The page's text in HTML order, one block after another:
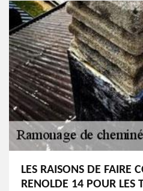
LES RAISONS DE FAIRE
RENOLDE 14 POUR LES